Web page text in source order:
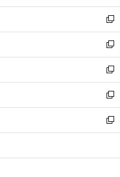
開
く
ウ
で
開
く
ン
ド
ウ
で
開
く
ウ
ィ
ン
ド
ウ
で
開
く
新
し
い
ウ
ィ
ン
ド
ウ
で
開
新
し
い
ウ
ィ
ン
ド
ウ
開
新
し
い
ウ
ィ
ン
ウ
新
し
い
ウ
ン
新
し
ウ